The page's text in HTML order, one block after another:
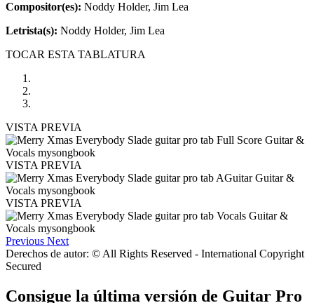
Compositor(es): Noddy Holder, Jim Lea
Letrista(s): Noddy Holder, Jim Lea
TOCAR ESTA TABLATURA
VISTA PREVIA
VISTA PREVIA
VISTA PREVIA
Previous Next
Derechos de autor: © All Rights Reserved - International Copyright
Secured
Consigue la última versión de Guitar Pro